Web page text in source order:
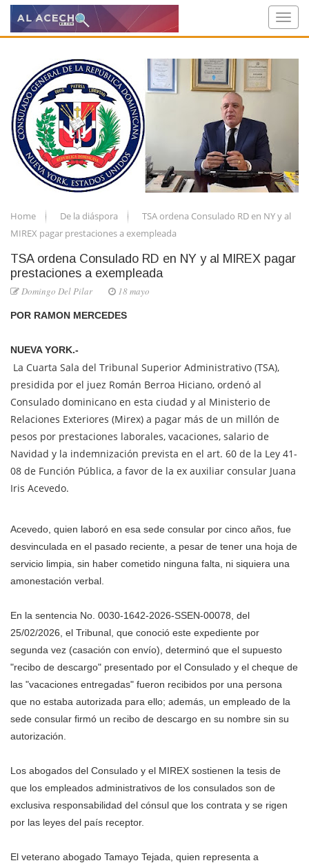
Home De la diáspora
TSA ordena Consulado RD en NY y al
MIREX pagar prestaciones a exempleada
TSA ordena Consulado RD en NY y al MIREX pagar
prestaciones a exempleada
Domingo Del Pilar 18 mayo
POR RAMON MERCEDES
NUEVA YORK.-
La Cuarta Sala del Tribunal Superior Administrativo (TSA),
presidida por el juez Román Berroa Hiciano, ordenó al
Consulado dominicano en esta ciudad y al Ministerio de
Relaciones Exteriores (Mirex) a pagar más de un millón de
pesos por prestaciones laborales, vacaciones, salario de
Navidad y la indemnización prevista en el art. 60 de la Ley 41-
08 de Función Pública, a favor de la ex auxiliar consular Juana
Iris Acevedo.
Acevedo, quien laboró en esa sede consular por cinco años, fue
desvinculada en el pasado reciente, a pesar de tener una hoja de
servicio limpia, sin haber cometido ninguna falta, ni siquiera una
amonestación verbal.
En la sentencia No. 0030-1642-2026-SSEN-00078, del
25/02/2026, el Tribunal, que conoció este expediente por
segunda vez (casación con envío), determinó que el supuesto
"recibo de descargo" presentado por el Consulado y el cheque de
las "vacaciones entregadas" fueron recibidos por una persona
que no estaba autorizada para ello; además, un empleado de la
sede consular firmó un recibo de descargo en su nombre sin su
autorización.
Los abogados del Consulado y el MIREX sostienen la tesis de
que los empleados administrativos de los consulados son de
exclusiva responsabilidad del cónsul que los contrata y se rigen
por las leyes del país receptor.
El veterano abogado Tamayo Tejada, quien representa a